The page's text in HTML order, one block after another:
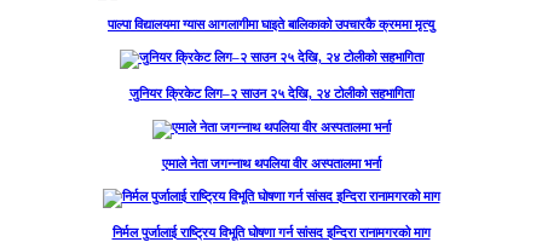
पाल्पा विद्यालयमा ग्यास आगलागीमा घाइते बालिकाको उपचारकै क्रममा मृत्यु
जुनियर क्रिकेट लिग–२ साउन २५ देखि, २४ टोलीको सहभागिता
एमाले नेता जगन्नाथ थपलिया वीर अस्पतालमा भर्ना
निर्मल पुर्जालाई राष्ट्रिय विभूति घोषणा गर्न सांसद इन्दिरा रानामगरको माग